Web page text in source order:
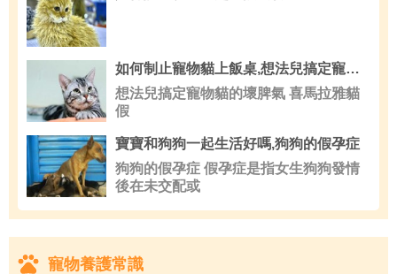
如何制止寵物貓上飯桌,想法兒搞定寵物貓的壞脾氣
想法兒搞定寵物貓的壞脾氣 喜馬拉雅貓
假
寶寶和狗狗一起生活好嗎,狗狗的假孕症
狗狗的假孕症 假孕症是指女生狗狗發情
後在未交配或
寵物養護常識